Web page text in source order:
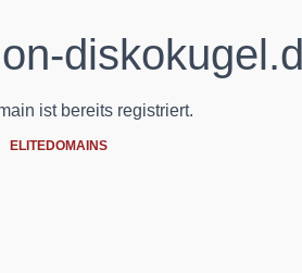
ist bereits registriert.
ELITEDOMAINS